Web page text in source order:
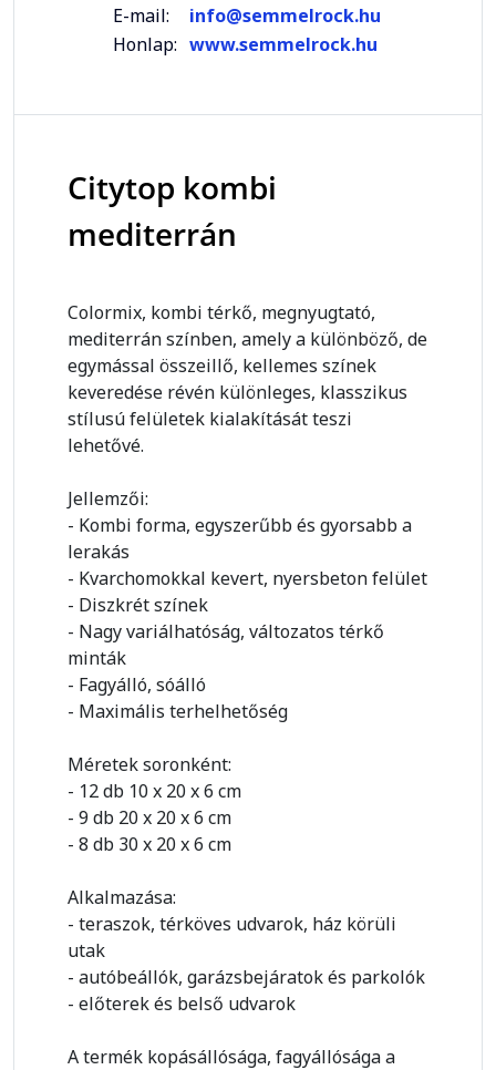
E-mail:
info@semmelrock.hu
Honlap: www.semmelrock.hu
Citytop kombi
mediterrán
Colormix, kombi térkő, megnyugtató,
mediterrán színben, amely a különböző, de
egymással összeillő, kellemes színek
keveredése révén különleges, klasszikus
stílusú felületek kialakítását teszi
lehetővé.
Jellemzői:
- Kombi forma, egyszerűbb és gyorsabb a
lerakás
- Kvarchomokkal kevert, nyersbeton felület
- Diszkrét színek
- Nagy variálhatóság, változatos térkő
minták
- Fagyálló, sóálló
- Maximális terhelhetőség
Méretek soronként:
- 12 db 10 x 20 x 6 cm
- 9 db 20 x 20 x 6 cm
- 8 db 30 x 20 x 6 cm
Alkalmazása:
- teraszok, térköves udvarok, ház körüli
utak
- autóbeállók, garázsbejáratok és parkolók
- előterek és belső udvarok
A termék kopásállósága, fagyállósága a